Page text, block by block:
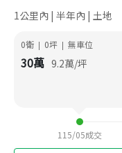
1公里內 | 半年內 | 土地
0衛 | 0坪 | 無車位
30萬 9.2萬/坪
115/05成交